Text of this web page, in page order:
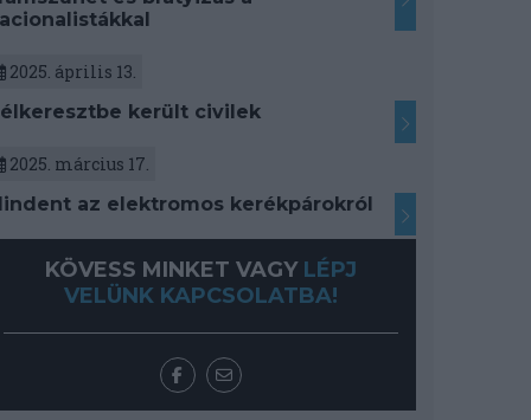
2025. április 13.
került civilek
2025. március 17.
az elektromos kerékpárokról
KÖVESS MINKET VAGY LÉPJ
VELÜNK KAPCSOLATBA!